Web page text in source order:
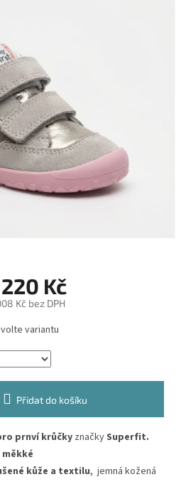
Kč
Kč bez DPH
Měrná
cena:
variantu
Přidat do košíku
prnví krůčky značkySuperfit.
kůže a textilu, jemná kožená